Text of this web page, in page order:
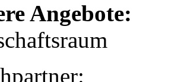
Angebote: